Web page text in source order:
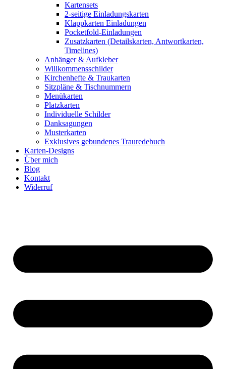
Kartensets
2-seitige Einladungskarten
Klappkarten Einladungen
Pocketfold-Einladungen
Zusatzkarten (Detailskarten, Antwortkarten,
Timelines)
Anhänger & Aufkleber
Willkommensschilder
Kirchenhefte & Traukarten
Sitzpläne & Tischnummern
Menükarten
Platzkarten
Individuelle Schilder
Danksagungen
Musterkarten
Exklusives gebundenes Trauredebuch
Karten-Designs
Über mich
Blog
Kontakt
Widerruf